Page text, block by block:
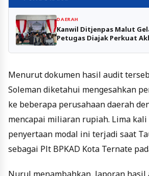
DAERAH
Kanwil Ditjenpas Malut
Petugas Diajak Perkuat
Menurut dokumen hasil audit
Soleman diketahui mengesahkan
ke beberapa perusahaan daerah
mencapai miliaran rupiah. Lima kali
penyertaan modal ini terjadi saat
sebagai Plt BPKAD Kota Ternate